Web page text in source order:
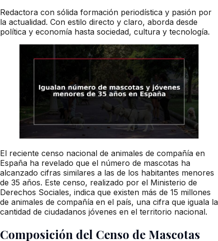
Redactora con sólida formación periodística y pasión por
la actualidad. Con estilo directo y claro, aborda desde
política y economía hasta sociedad, cultura y tecnología.
El reciente censo nacional de animales de compañía en
España ha revelado que el número de mascotas ha
alcanzado cifras similares a las de los habitantes menores
de 35 años. Este censo, realizado por el Ministerio de
Derechos Sociales, indica que existen más de 15 millones
de animales de compañía en el país, una cifra que iguala la
cantidad de ciudadanos jóvenes en el territorio nacional.
Composición del Censo de Mascotas